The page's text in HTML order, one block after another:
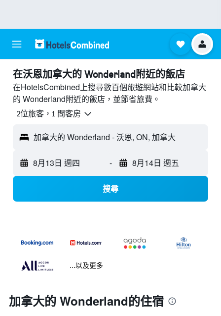
​在沃恩加拿大的 Wonderland附近​的飯店
在HotelsCombined上搜尋數百個旅遊網站和比較加拿大
的 Wonderland附近的飯店，並節省旅費。
2位旅客，1 間客房
加拿大的 Wonderland - 沃恩, ON, 加拿大
8月13日 週四 - 8月14日 週五
搜尋
...以及更多
加拿大的 Wonderland的住宿